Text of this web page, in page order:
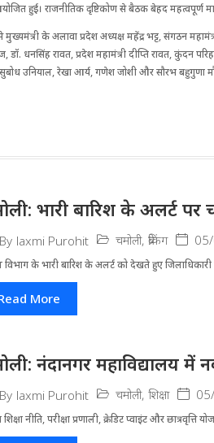
हुई। राजनीतिक दृ​ष्टिकोण से बैठक बेहद महत्वपूर्ण
के अलावा प्रदेश अध्यक्ष महेंद्र भट्ट, संगठन
डॉ. धनसिंह रावत, प्रदेश महामंत्री दीप्ति रावत, कुंदन
सुबोध उनियाल, रेखा आर्य, गणेश जोशी और सौरभ
भारी बारिश के अलर्ट
By laxmi Purohit चमोली, ब्रेकिंग
विभाग के भारी बारिश के अलर्ट को देखते हुए
More
नंदानगर महाविद्यालय में
By laxmi Purohit चमोली, शिक्षा
शिक्षा नीति, परीक्षा प्रणाली, क्रेडिट प्वाइंट और